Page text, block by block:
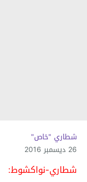
شطاري "خاص"
26 ديسمبر 2016
شطاري-نواكشوط: